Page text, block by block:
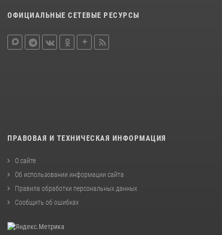
ОФИЦИАЛЬНЫЕ СЕТЕВЫЕ РЕСУРСЫ
ПРАВОВАЯ И ТЕХНИЧЕСКАЯ ИНФОРМАЦИЯ
О сайте
Об использовании информации сайта
Правила обработки персональных данных
Сообщить об ошибках